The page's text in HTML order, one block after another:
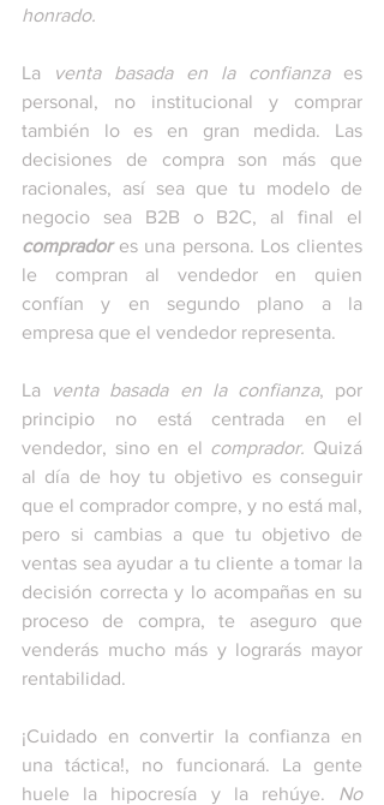
honrado.
La venta basada en la confianza es
personal, no institucional y comprar
también lo es en gran medida. Las
decisiones de compra son más que
racionales, así sea que tu modelo de
comprador es una persona. Los clientes
le compran al vendedor en quien
confían y en segundo plano a la
empresa que el vendedor representa.
La venta basada en la confianza, por
principio no está centrada en el
vendedor, sino en el comprador. Quizá
al día de hoy tu objetivo es conseguir
que el comprador compre, y no está mal,
pero si cambias a que tu objetivo de
ventas sea ayudar a tu cliente a tomar la
decisión correcta y lo acompañas en su
proceso de compra, te aseguro que
venderás mucho más y lograrás mayor
rentabilidad.
¡Cuidado en convertir la confianza en
una táctica!, no funcionará. La gente
huele la hipocresía y la rehúye.
No